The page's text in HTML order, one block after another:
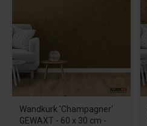
Wandkurk 'Champagner'
GEWAXT - 60 x 30 cm -